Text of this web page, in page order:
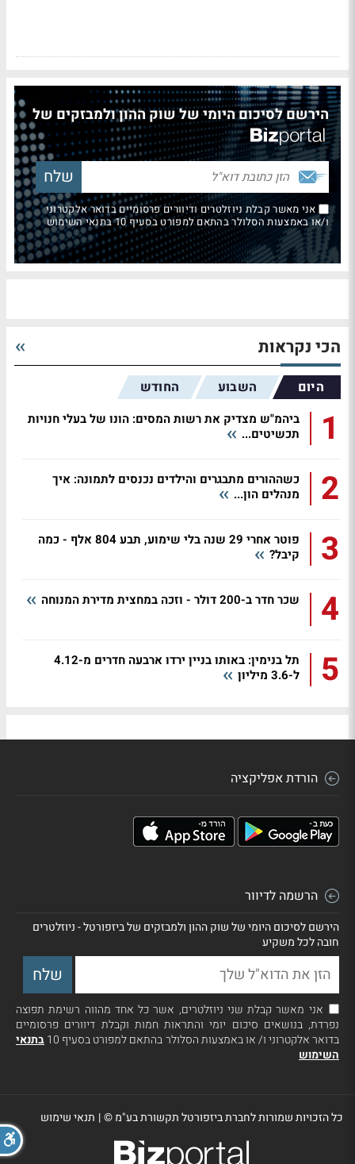
הירשם לסיכום היומי של שוק ההון ולמבזקים של
אני מאשר קבלת ניוזלטרים ודיוורים פרסומיים בדואר אלקטרוני
ו/או באמצעות הסלולר בהתאם למפורט בסעיף 10 בתנאי השימוש
הכי נקראות
היום השבוע החודש
1
ביהמ"ש מצדיק את רשות המסים: הונו של בעלי חנויות
תכשיטים...
2
כשההורים מתבגרים והילדים נכנסים לתמונה: איך
מנהלים הון...
3
פוטר אחרי 29 שנה בלי שימוע, תבע 804 אלף - כמה
קיבל?
4 שכר חדר ב-200 דולר - וזכה במחצית מדירת המנוחה
5
תל בנימין: באותו בניין ירדו ארבעה חדרים מ-4.12
ל-3.6 מיליון
הורדת אפליקציה
הרשמה לדיוור
הירשם לסיכום היומי של שוק ההון ולמבזקים של ביזפורטל - ניוזלטרים
חובה לכל משקיע
אני מאשר קבלת שני ניוזלטרים, אשר כל אחד מהווה רשימת תפוצה
נפרדת, בנושאים סיכום יומי והתראות חמות וקבלת דיוורים פרסומיים
בדואר אלקטרוני ו/ או באמצעות הסלולר בהתאם למפורט בסעיף 10
בתנאי
השימוש
כל הזכויות שמורות לחברת ביזפורטל תקשורת בע"מ ©| תנאי שימוש